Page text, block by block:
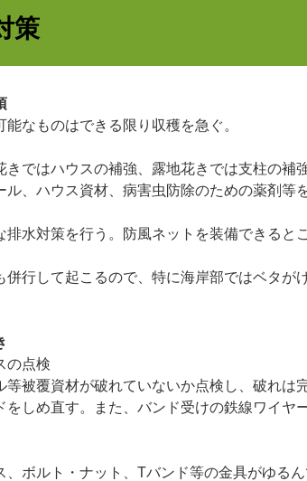
策
能なものはできる限り収穫を急ぐ。
きではハウスの補強、露地花きでは支柱の
ル、ハウス資材、病害虫防除のための薬剤等
排水対策を行う。防風ネットを装備できると
併行して起こるので、特に海岸部ではベタが
の点検
等被覆資材が破れていないか点検し、破れは
をしめ直す。また、バンド受けの鉄線ワイヤ
、ボルト・ナット、Tバンド等の金具がゆる